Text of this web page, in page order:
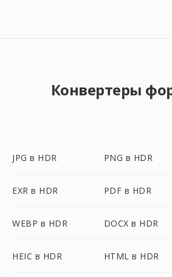
Конвертеры
JPG в HDR PNG в HDR
EXR в HDR PDF в HDR
WEBP в HDR DOCX в HDR
HEIC в HDR HTML в HDR